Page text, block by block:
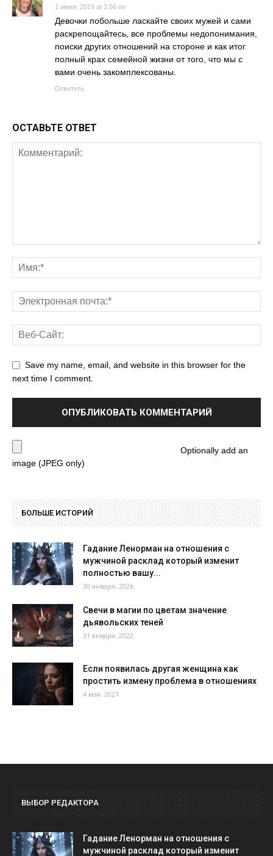
1 июня, 2019 at 2:56 пп
Девочки побольше ласкайте своих мужей и сами
раскрепощайтесь, все проблемы недопонимания,
поиски других отношений на стороне и как итог
полный крах семейной жизни от того, что мы с
вами очень закомплексованы.
Ответить
ОСТАВЬТЕ ОТВЕТ
Save my name, email, and website in this browser for the
next time I comment.
Optionally add an
image (JPEG only)
БОЛЬШЕ ИСТОРИЙ
Гадание Ленорман на отношения с
мужчиной расклад который изменит
полностью вашу...
30 января, 2026
Свечи в магии по цветам значение
дьявольских теней
31 января, 2022
Если появилась другая женщина как
простить измену проблема в отношениях
4 мая, 2021
ВЫБОР РЕДАКТОРА
Гадание Ленорман на отношения с
мужчиной расклад который изменит